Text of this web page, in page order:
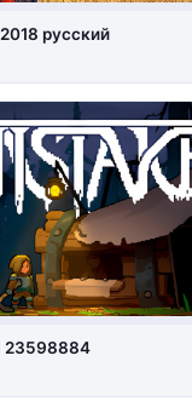
русский
23598884